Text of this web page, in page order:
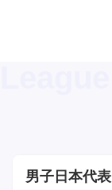
男子日本代表